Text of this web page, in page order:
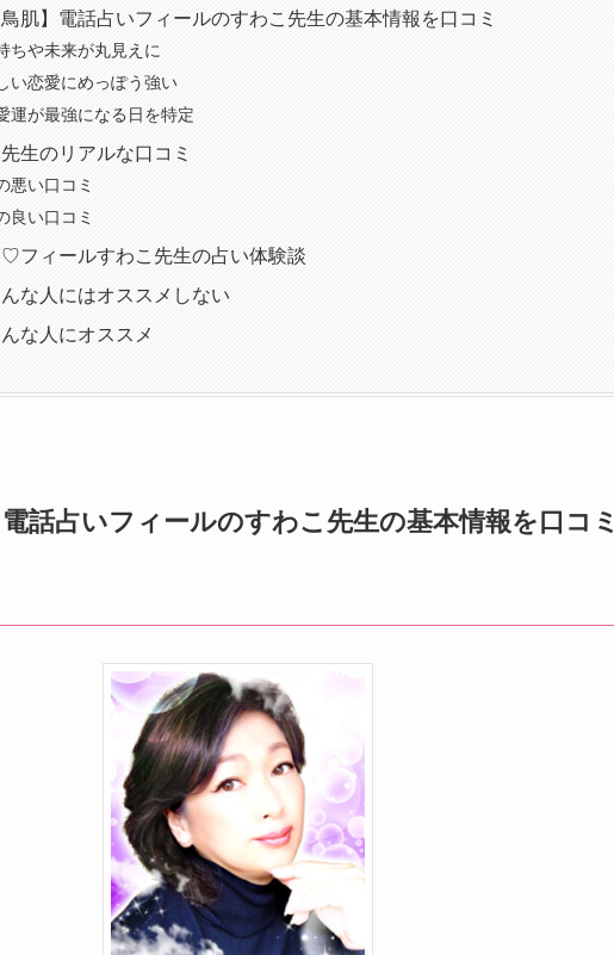
鳥肌】電話占いフィールのすわこ先生の基本情報を口コミ
ちや未来が丸見えに
い恋愛にめっぽう強い
運が最強になる日を特定
生のリアルな口コミ
悪い口コミ
良い口コミ
フィールすわこ先生の占い体験談
な人にはオススメしない
な人にオススメ
電話占いフィールのすわこ先生の基本情報を口コミ